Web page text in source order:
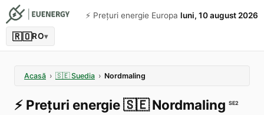
⚡️ Prețuri energie Europa luni, 10 august 2026
🇷🇴RO▾
Acasă › 🇸🇪 Suedia › Nordmaling
⚡️ Prețuri energie🇸🇪 Nordmaling SE2